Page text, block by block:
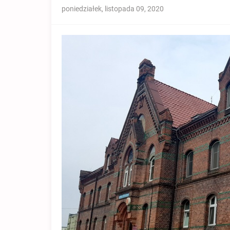
poniedziałek, listopada 09, 2020